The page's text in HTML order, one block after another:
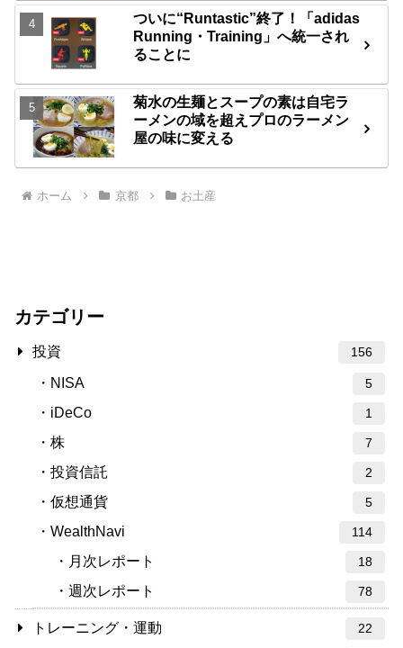
ついに“Runtastic”終了！「adidas
Running・Training」へ統一され
ることに
菊水の生麺とスープの素は自宅ラ
ーメンの域を超えプロのラーメン
屋の味に変える
ホーム 京都 お土産
カテゴリー
投資 156
NISA 5
iDeCo 1
株 7
投資信託 2
仮想通貨 5
WealthNavi 114
月次レポート 18
週次レポート 78
トレーニング・運動 22